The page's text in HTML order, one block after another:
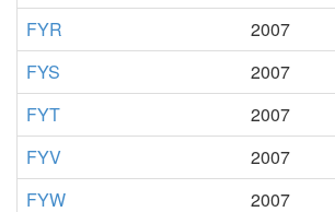
FYR
2007
FYS
2007
FYT
2007
FYV
2007
FYW
2007